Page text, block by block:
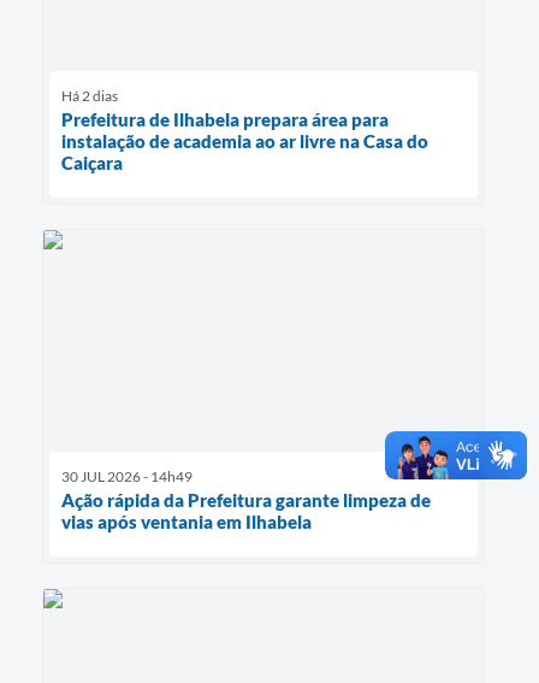
Há 2 dias
Prefeitura de Ilhabela prepara área para
instalação de academia ao ar livre na Casa do
Caiçara
30 JUL 2026 - 14h49
Ação rápida da Prefeitura garante limpeza de
vias após ventania em Ilhabela